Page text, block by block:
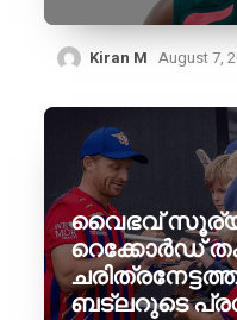
Kiran M August 7,
വൈഭവ്
റെക്കോർഡ്
ബട്‌ലറുടെ